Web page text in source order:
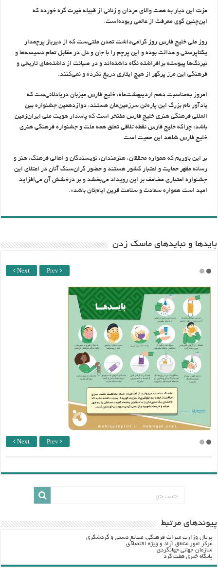
عزت این دیار به همت والای مردان و زنانی از قبیله غیرت گره خورده که
این‌چنین گوی معرفت از عالمی ربوده‌است.
روز ملی خلیج فارس روز گرامی‌داشت تمدن ملتی‌ست که از دیرباز پرچمدار
یکتاپرستی و عدالت بوده و این پرچم را با جان و دل در مقابل تمام دسیسه‌ها و
نیرنگ‌ها پیوسته برافراشته نگاه داشته‌اند و در صیانت از داشته‌های تاریخی و
فرهنگی این مرز پرگهر از هیچ ایثاری دریغ نکرده و نمی‌کنند.
امروز به‌مناسبت دهم اردیبهشت‌ماه، خلیج فارس میزبان دریادلانی‌ست که
یادآور نام بزرگ این پاره‌تن سرزمین‌مان هستند، دوازدهمین جشنواره بین
المللی فرهنگی هنری خلیج فارس مفتخر است که پاسدار هویت ملی ایران‌زمین
باشد؛ چراکه خلیج فارس نقطه تلاقی تعلق همه ملت و جشنواره فرهنگی هنری
خلیج فارس شاهد این حمیت است.
بر این باوریم که همواره محققان، هنرمندان، نویسندگان و اهالی فرهنگ، هنر و
رسانه مظهر حمایت و اعتبار کشور هستند و حضور گران‌سنگ آنان در اعتلای این
جشنواره اعتباری مضاعف بر این رویداد می‌بخشد و بر درخشش آن می‌افزاید.
امید است همواره سعادت و سلامت قرین ایام‌تان باشد».
باید‌ها و نبایدهای ماسک زدن
Next Prev
Next Prev
پيوندهاي مرتبط
پرتال وزارت ميراث فرهنگي، صنایع دستی و گردشگري
مرکز امور مناطق آزاد و ویژه اقتصادی
سازمان جهانی جهانگردی
پایگاه خبری هفت گرد